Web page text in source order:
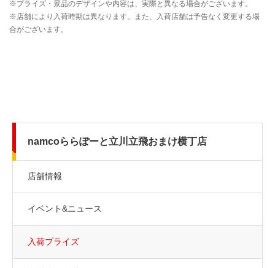
namcoららぽーと立川立飛おまけ横丁店
店舗情報
イベント&ニュース
入荷プライズ